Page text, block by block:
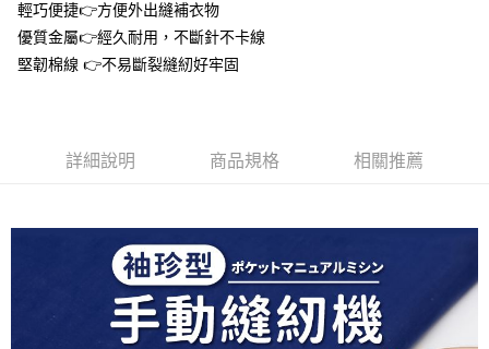
１．於結帳方式選擇「AFTEE先享後付」後，將跳轉至「AFTEE先享後付」
結帳頁面，進行簡訊認證並確認金額後，即可完成結帳。
３．收到繳費通知簡訊後14天內，點擊此簡訊中的連結，可透過四大超商／
後付繳納相關費用。
※ 交易是否成功請以「AFTEE先享後付 」之結帳頁面顯示為準，若有關於
１．透過由恩沛科技股份有限公司提供之「AFTEE先享後付」服務完成之交
易，需依本服務之必要範圍內提供個人資料，並將交易相關給付款項請求債
權轉讓予恩沛科技股份有限公司。
２．關於個人資料處理事宜，請瀏覽以下網址：
https://aftee.tw/terms/#terms3
付款後全家取貨
每筆NT$60，滿NT$399(含以上)免運費
付款後7-11取貨
每筆NT$65，滿NT$99(含以上)免運費
輕巧便捷👉方便外出縫補衣物
優質金屬👉經久耐用，不斷針不卡線
堅韌棉線 👉不易斷裂縫紉好牢固
詳細說明 商品規格 相關推薦